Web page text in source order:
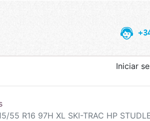
Iniciar
55 R16 97H XL SKI-TRAC HP